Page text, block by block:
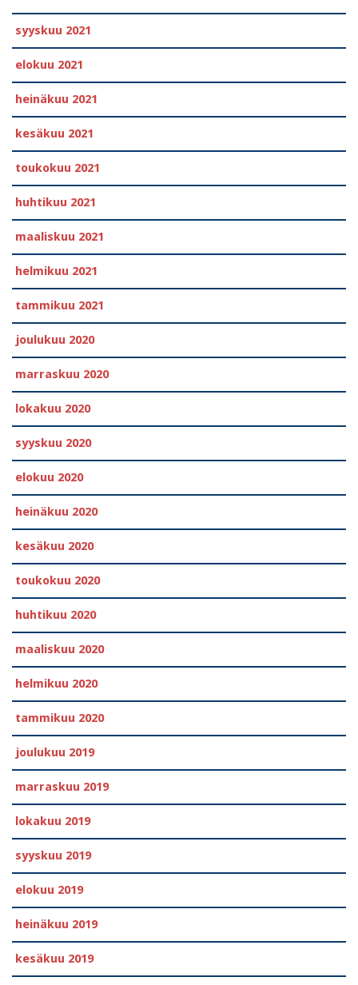
syyskuu 2021
elokuu 2021
heinäkuu 2021
kesäkuu 2021
toukokuu 2021
huhtikuu 2021
maaliskuu 2021
helmikuu 2021
tammikuu 2021
joulukuu 2020
marraskuu 2020
lokakuu 2020
syyskuu 2020
elokuu 2020
heinäkuu 2020
kesäkuu 2020
toukokuu 2020
huhtikuu 2020
maaliskuu 2020
helmikuu 2020
tammikuu 2020
joulukuu 2019
marraskuu 2019
lokakuu 2019
syyskuu 2019
elokuu 2019
heinäkuu 2019
kesäkuu 2019